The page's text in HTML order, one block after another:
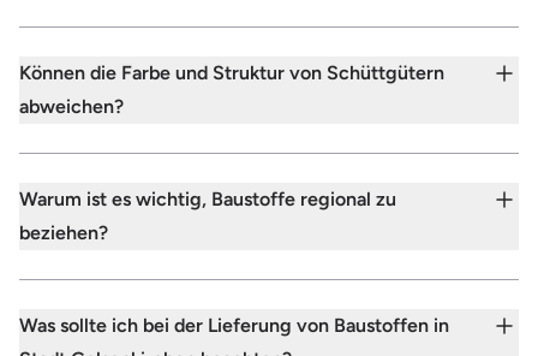
Können die Farbe und Struktur von Schüttgütern
abweichen?
Warum ist es wichtig, Baustoffe regional zu
beziehen?
Was sollte ich bei der Lieferung von Baustoffen in